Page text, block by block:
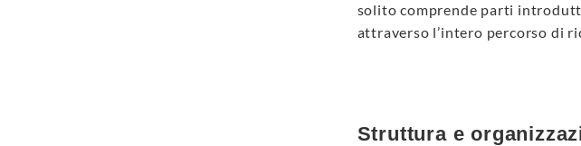
solito comprende parti
attraverso l’intero percorso di
Struttura e